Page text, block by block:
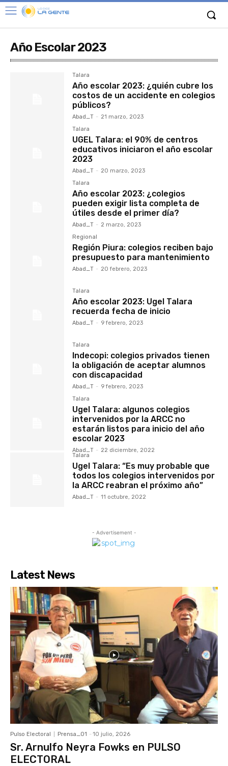
Año Escolar 2023
Talara
Año escolar 2023: ¿quién cubre los
costos de un accidente en colegios
públicos?
Abad_T - 21 marzo, 2023
Talara
UGEL Talara: el 90% de centros
educativos iniciaron el año escolar
2023
Abad_T - 20 marzo, 2023
Talara
Año escolar 2023: ¿colegios
pueden exigir lista completa de
útiles desde el primer día?
Abad_T - 2 marzo, 2023
Regional
Región Piura: colegios reciben bajo
presupuesto para mantenimiento
Abad_T - 20 febrero, 2023
Talara
Año escolar 2023: Ugel Talara
recuerda fecha de inicio
Abad_T - 9 febrero, 2023
Talara
Indecopi: colegios privados tienen
la obligación de aceptar alumnos
con discapacidad
Abad_T - 9 febrero, 2023
Talara
Ugel Talara: algunos colegios
intervenidos por la ARCC no
estarán listos para inicio del año
escolar 2023
Abad_T - 22 diciembre, 2022
Talara
Ugel Talara: “Es muy probable que
todos los colegios intervenidos por
la ARCC reabran el próximo año”
Abad_T - 11 octubre, 2022
- Advertisement -
Latest News
Pulso Electoral Prensa_01 - 10 julio, 2026
Sr. Arnulfo Neyra Fowks en PULSO
ELECTORAL